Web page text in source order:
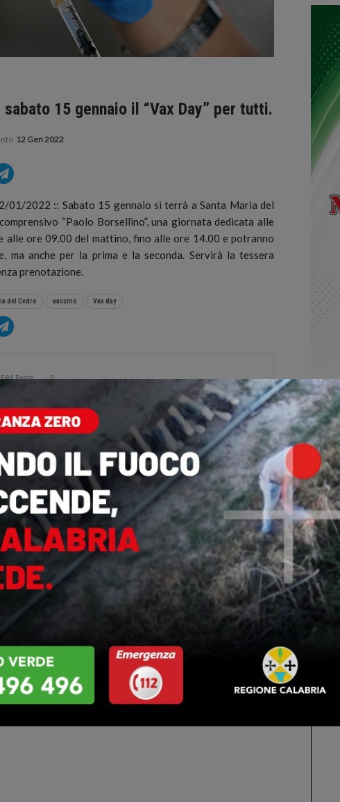
15 gennaio il “Vax Day” per tutti.
12 Gen 2022
01/2022 :: Sabato 15 gennaio si terrà a Santa Maria del
“Paolo Borsellino”, una giornata dedicata alle
alle ore 09.00 del mattino, fino alle ore 14.00 e potranno
ma anche per la prima e la seconda. Servirà la tessera
prenotazione.
del Cedro vaccino Vax day
Posts 0
Altri Di Autore
CALABRIA
e variazioni
CALABRIA
Praia a Mare: ordinanza anti-
movida, vietate le uscite
notturne ai minori di 14 anni.